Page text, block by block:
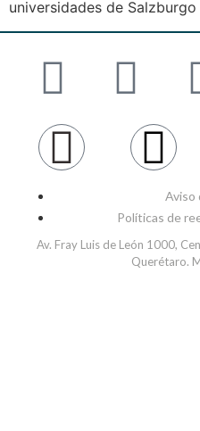
universidades de
Aviso
Políticas de
Av. Fray Luis de León 1000,
Querétaro.